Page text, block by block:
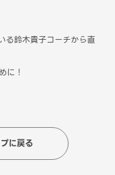
る鈴木貴子コーチから直
に！
に戻る